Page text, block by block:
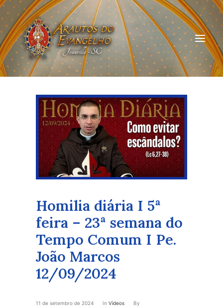
HOME
QUEM SOMOS
ARAUTOS JOINVILLE
CURSOS ON-LINE
Homilia diária I 5ª
feira – 23ª semana do
Tempo Comum I Pe.
João Marcos
12/09/2024
11 de setembro de 2024 In Vídeos By